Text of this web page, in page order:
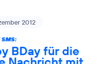
2012
SMS:
BDay für die